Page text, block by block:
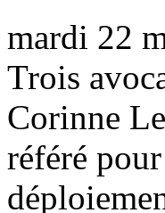
mardi 22
Trois
Corinne
référé